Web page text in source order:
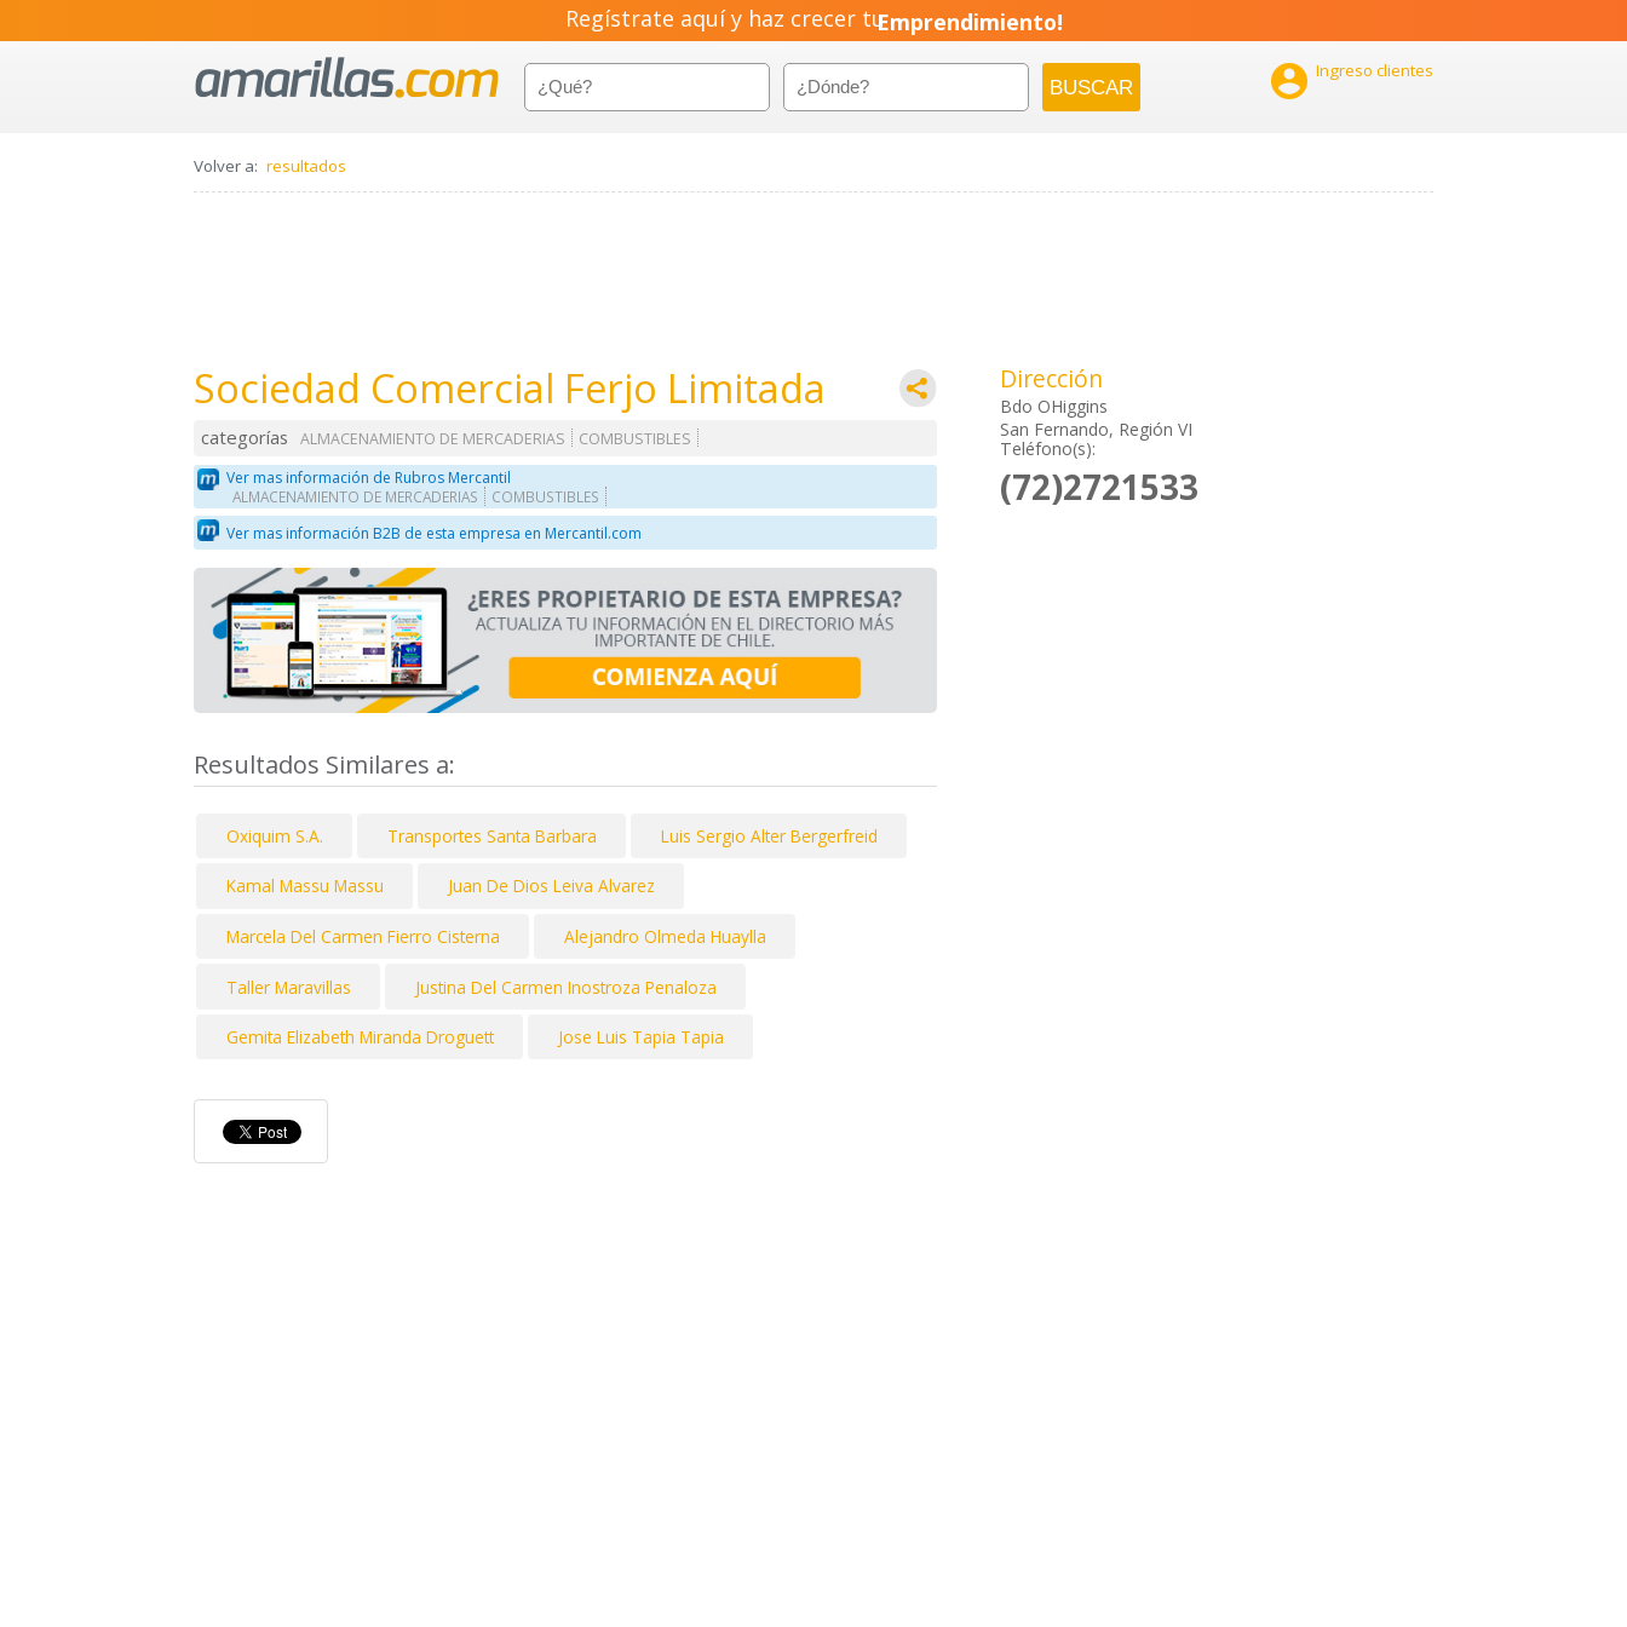
Regístrate aquí y haz crecer tuEmprendimiento!
 Ingreso clientes
Volver a: resultados
Sociedad Comercial Ferjo Limitada
categorías ALMACENAMIENTO DE MERCADERIAS
COMBUSTIBLES
Ver mas información de Rubros Mercantil
ALMACENAMIENTO DE MERCADERIAS COMBUSTIBLES
Ver mas información B2B de esta empresa en Mercantil.com
Resultados Similares a:
Oxiquim S.A. Transportes Santa Barbara Luis Sergio Alter Bergerfreid
Kamal Massu Massu Juan De Dios Leiva Alvarez
Marcela Del Carmen Fierro Cisterna Alejandro Olmeda Huaylla
Taller Maravillas Justina Del Carmen Inostroza Penaloza
Gemita Elizabeth Miranda Droguett Jose Luis Tapia Tapia
Dirección
Bdo OHiggins
San Fernando, Región VI
Teléfono(s):
(72)2721533